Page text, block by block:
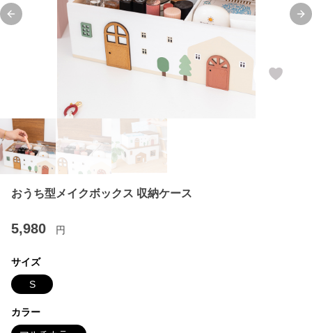
Previous slide
おうち型メイクボックス 収納ケース
5,980 円
サイズ
S
カラー